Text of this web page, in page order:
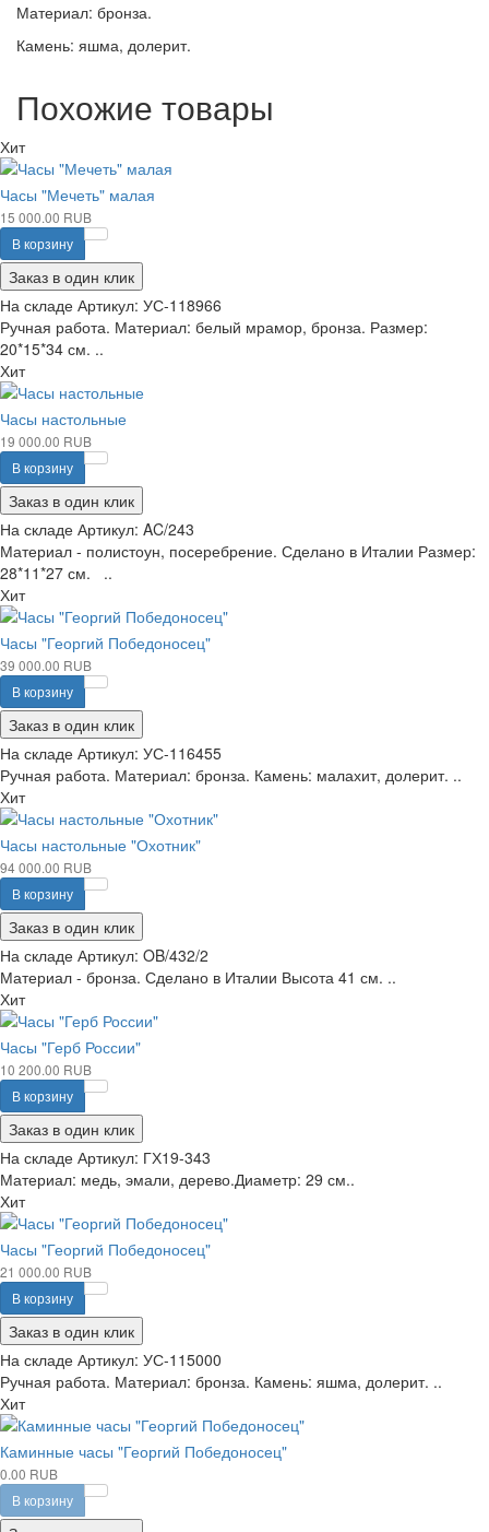
Материал: бронза.
Камень: яшма, долерит.
Похожие товары
Хит
Часы "Мечеть" малая
15 000.00 RUB
В корзину
Заказ в один клик
На складе Артикул: УС-118966
Ручная работа. Материал: белый мрамор, бронза. Размер:
20*15*34 см. ..
Хит
Часы настольные
19 000.00 RUB
В корзину
Заказ в один клик
На складе Артикул: AC/243
Материал - полистоун, посеребрение. Сделано в Италии Размер:
28*11*27 см. ..
Хит
Часы "Георгий Победоносец"
39 000.00 RUB
В корзину
Заказ в один клик
На складе Артикул: УС-116455
Ручная работа. Материал: бронза. Камень: малахит, долерит. ..
Хит
Часы настольные "Охотник"
94 000.00 RUB
В корзину
Заказ в один клик
На складе Артикул: OB/432/2
Материал - бронза. Сделано в Италии Высота 41 см. ..
Хит
Часы "Герб России"
10 200.00 RUB
В корзину
Заказ в один клик
На складе Артикул: ГХ19-343
Материал: медь, эмали, дерево.Диаметр: 29 см..
Хит
Часы "Георгий Победоносец"
21 000.00 RUB
В корзину
Заказ в один клик
На складе Артикул: УС-115000
Ручная работа. Материал: бронза. Камень: яшма, долерит. ..
Хит
Каминные часы "Георгий Победоносец"
0.00 RUB
В корзину